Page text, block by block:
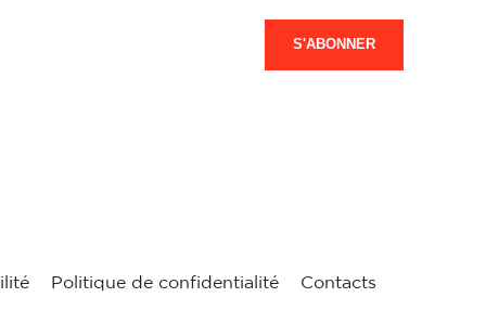
S'ABONNER
Politique de confidentialité Contacts